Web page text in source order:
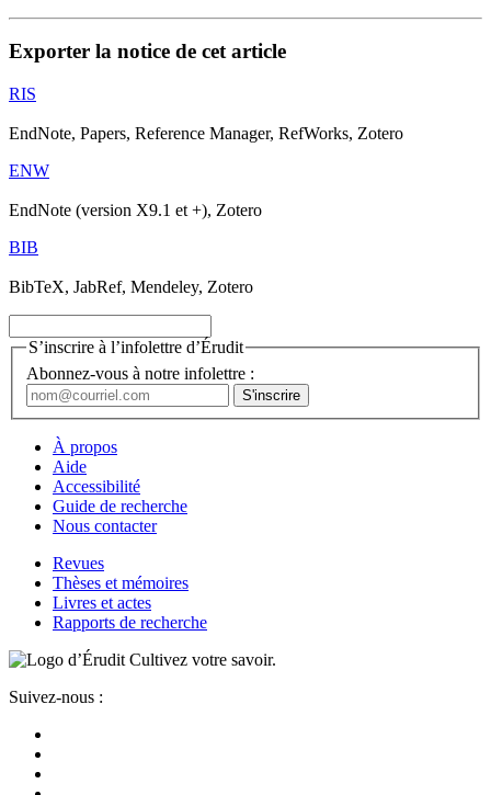
Exporter la notice de cet article
RIS
EndNote, Papers, Reference Manager, RefWorks, Zotero
ENW
EndNote (version X9.1 et +), Zotero
BIB
BibTeX, JabRef, Mendeley, Zotero
S’inscrire à l’infolettre d’Érudit
Abonnez-vous à notre infolettre :
À propos
Aide
Accessibilité
Guide de recherche
Nous contacter
Revues
Thèses et mémoires
Livres et actes
Rapports de recherche
Cultivez votre savoir.
Suivez-nous :